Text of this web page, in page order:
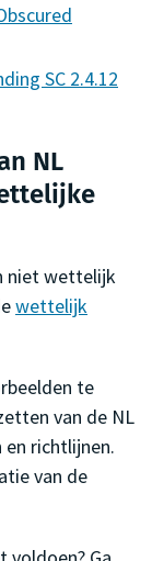
SC 2.4.12
NL
niet wettelijk
wettelijk
te
van de NL
richtlijnen.
van de